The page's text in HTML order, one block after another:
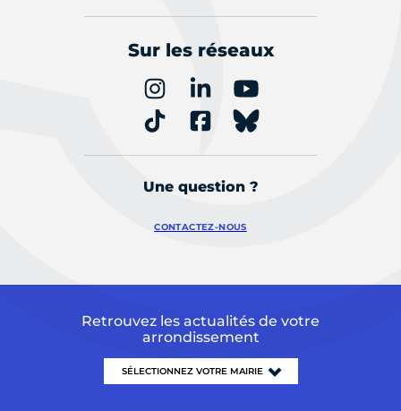
Sur les réseaux
Une question ?
CONTACTEZ-NOUS
Retrouvez les actualités de votre
arrondissement